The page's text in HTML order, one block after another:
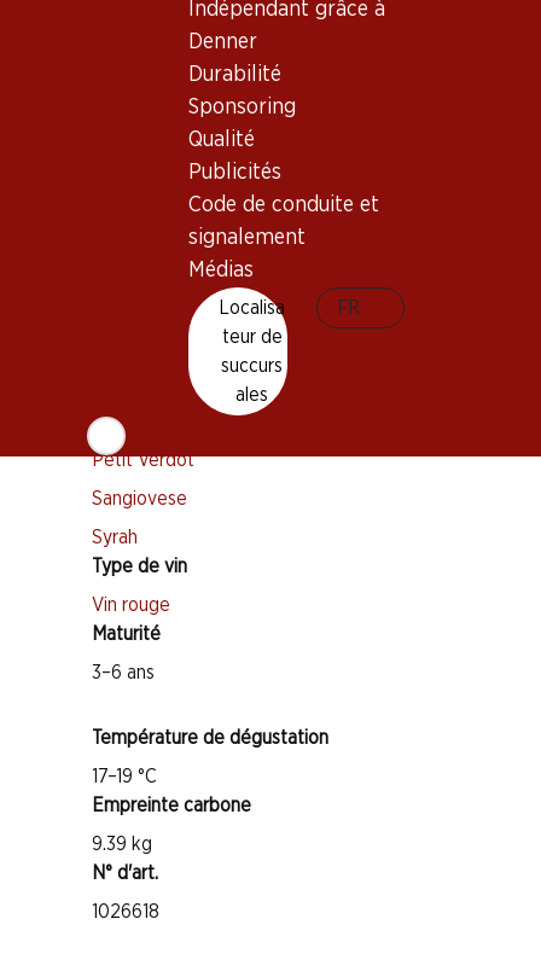
Indépendant grâce à
Denner
Durabilité
Sponsoring
Qualité
Publicités
Code de conduite et
signalement
Médias
Localisa
teur de
succurs
ales
FR
Bon à savoir
Merlot
Petit Verdot
Sangiovese
Syrah
Type de vin
Vin rouge
Maturité
3–6 ans
Température de dégustation
17–19 °C
Empreinte carbone
9.39 kg
N° d'art.
1026618